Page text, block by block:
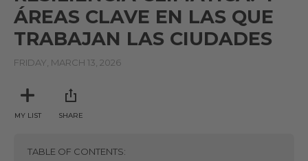
ÁREAS CLAVE EN LAS QUE
TRABAJAN LAS CIUDADES
FRIDAY, MARCH 13, 2026
MY LIST SHARE
TABLE OF CONTENTS